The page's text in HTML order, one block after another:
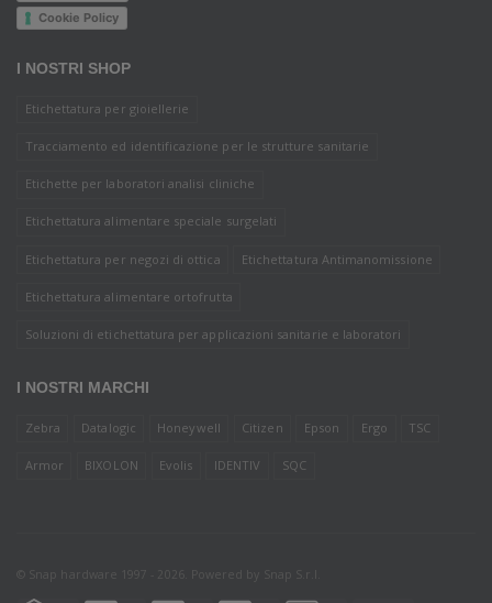
Cookie Policy
I NOSTRI SHOP
Etichettatura per gioiellerie
Tracciamento ed identificazione per le strutture sanitarie
Etichette per laboratori analisi cliniche
Etichettatura alimentare speciale surgelati
Etichettatura per negozi di ottica Etichettatura Antimanomissione
Etichettatura alimentare ortofrutta
Soluzioni di etichettatura per applicazioni sanitarie e laboratori
I NOSTRI MARCHI
Zebra Datalogic Honeywell Citizen Epson Ergo TSC
Armor BIXOLON Evolis IDENTIV SQC
© Snap hardware 1997 - 2026. Powered by Snap S.r.l.